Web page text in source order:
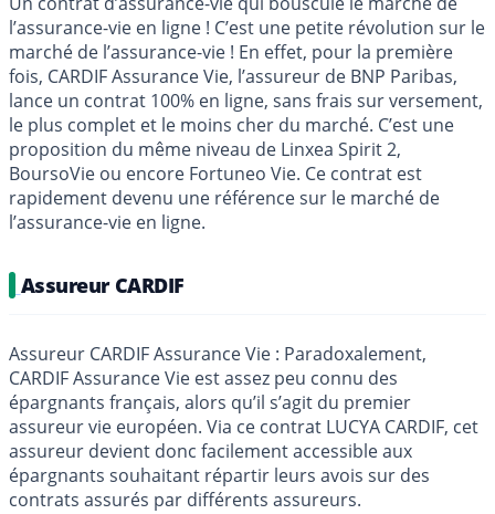
l’assurance-vie en ligne ! C’est une petite révolution sur le
marché de l’assurance-vie ! En effet, pour la première
fois, CARDIF Assurance Vie, l’assureur de BNP Paribas,
lance un contrat 100% en ligne, sans frais sur versement,
le plus complet et le moins cher du marché. C’est une
proposition du même niveau de Linxea Spirit 2,
BoursoVie ou encore Fortuneo Vie. Ce contrat est
rapidement devenu une référence sur le marché de
l’assurance-vie en ligne.
Assureur CARDIF
Assureur CARDIF Assurance Vie : Paradoxalement,
CARDIF Assurance Vie est assez peu connu des
épargnants français, alors qu’il s’agit du premier
assureur vie européen. Via ce contrat LUCYA CARDIF, cet
assureur devient donc facilement accessible aux
épargnants souhaitant répartir leurs avois sur des
contrats assurés par différents assureurs.